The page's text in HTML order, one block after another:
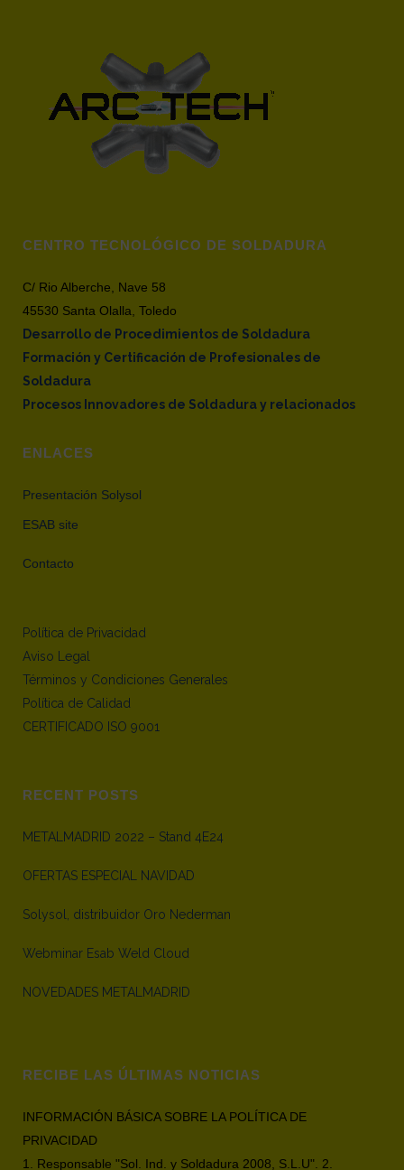
CENTRO TECNOLÓGICO DE SOLDADURA
C/ Rio Alberche, Nave 58
45530 Santa Olalla, Toledo
Desarrollo de Procedimientos de Soldadura
Formación y Certificación de Profesionales de
Soldadura
Procesos Innovadores de Soldadura y relacionados
ENLACES
Presentación Solysol
ESAB site
Contacto
Política de Privacidad
Aviso Legal
Términos y Condiciones Generales
Política de Calidad
CERTIFICADO ISO 9001
RECENT POSTS
METALMADRID 2022 – Stand 4E24
OFERTAS ESPECIAL NAVIDAD
Solysol, distribuidor Oro Nederman
Webminar Esab Weld Cloud
NOVEDADES METALMADRID
RECIBE LAS ÚLTIMAS NOTICIAS
INFORMACIÓN BÁSICA SOBRE LA POLÍTICA DE
PRIVACIDAD
1. Responsable "Sol. Ind. y Soldadura 2008, S.L.U". 2.